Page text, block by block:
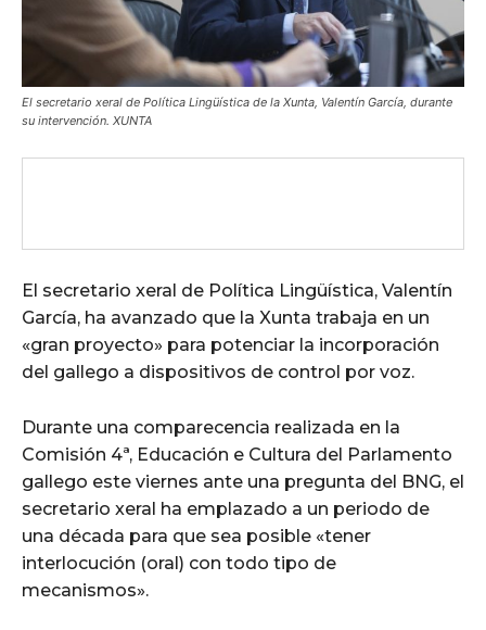
El secretario xeral de Política Lingüística de la Xunta, Valentín García, durante
su intervención. XUNTA
El secretario xeral de Política Lingüística, Valentín
García, ha avanzado que la Xunta trabaja en un
«gran proyecto» para potenciar la incorporación
del gallego a dispositivos de control por voz.
Durante una comparecencia realizada en la
Comisión 4ª, Educación e Cultura del Parlamento
gallego este viernes ante una pregunta del BNG, el
secretario xeral ha emplazado a un periodo de
una década para que sea posible «tener
interlocución (oral) con todo tipo de
mecanismos».